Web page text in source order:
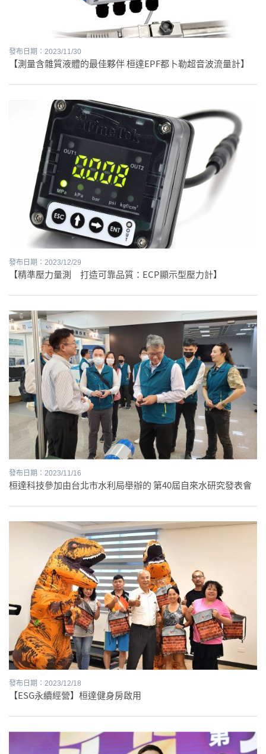
發布日期：2023/11/30
【測量含雜質液體的最佳夥伴 桓達EPF都卜勒超音波流量計】
發布日期：2023/12/29
【精準壓力量測 打造可靠品質：ECP顯示型壓力計】
發布日期：2023/11/16
桓達科技參加由台北市水利局舉辦的 第40屆自來水研究發表會
發布日期：2023/12/18
【ESG永續經營】桓達健身房啟用